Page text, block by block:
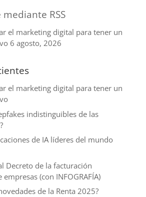
RSS
el marketing digital para tener un
6 agosto, 2026
el marketing digital para tener un
indistinguibles de las
de IA líderes del mundo
Decreto de la facturación
(con INFOGRAFÍA)
de la Renta 2025?